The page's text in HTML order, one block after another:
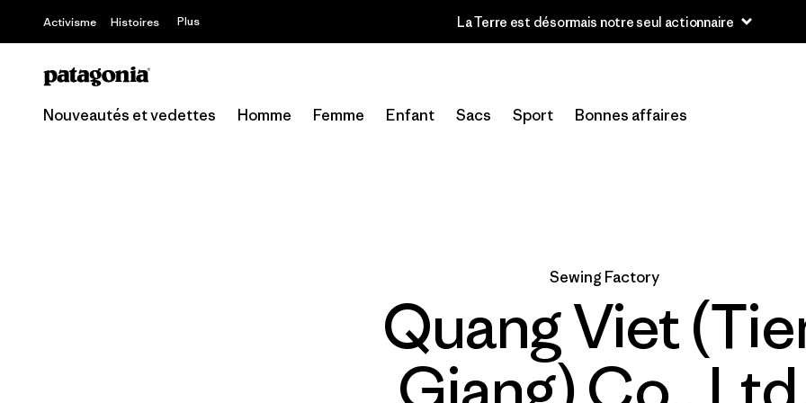
Activisme Histoires Plus La Terre est désormais notre seul actionnaire
Nouveautés et vedettes Homme Femme Enfant Sacs Sport Bonnes affaires
Sewing Factory
Quang Viet